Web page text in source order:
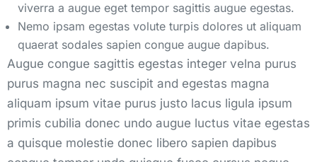
viverra a augue eget tempor sagittis augue egestas.
Nemo ipsam egestas volute turpis dolores ut aliquam
quaerat sodales sapien congue augue dapibus.
Augue congue sagittis egestas integer velna purus
purus magna nec suscipit and egestas magna
aliquam ipsum vitae purus justo lacus ligula ipsum
primis cubilia donec undo augue luctus vitae egestas
a quisque molestie donec libero sapien dapibus